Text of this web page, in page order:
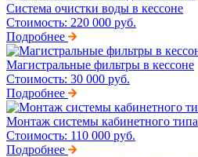
Система очистки воды в кессоне
Стоимость: 220 000 руб.
Подробнее
Магистральные фильтры в кессоне
Стоимость: 30 000 руб.
Подробнее
Монтаж системы кабинетного типа
Стоимость: 110 000 руб.
Подробнее